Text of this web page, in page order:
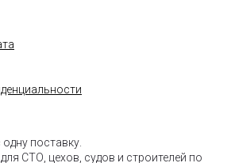
поставку.
СТО, цехов, судов и строителей по